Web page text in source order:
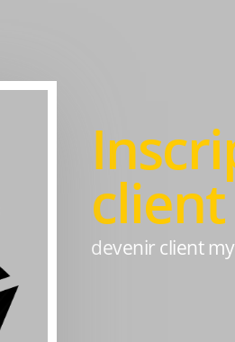
devenir client